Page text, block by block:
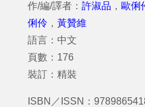
作/編/譯者： 許淑品 ， 歐俐
俐伶 ， 黃贊維
語言：中文
頁數：176
裝訂：精裝
ISBN／ISSN：